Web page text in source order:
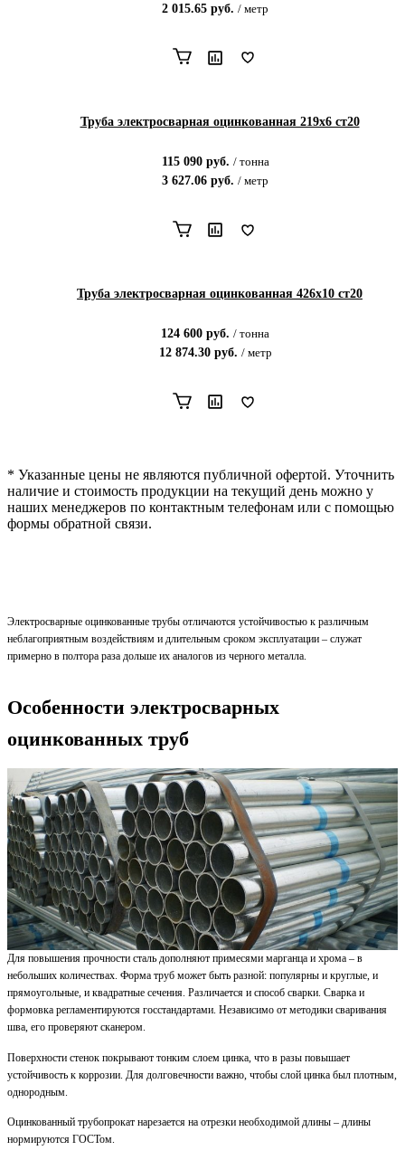
2 015.65 руб. / метр
Труба электросварная оцинкованная 219х6 ст20
115 090руб. / тонна
3 627.06 руб. / метр
Труба электросварная оцинкованная 426х10 ст20
124 600 руб. / тонна
12 874.30руб. / метр
* Указанные цены не являются публичной офертой. Уточнить
наличие и стоимость продукции на текущий день можно у
наших менеджеров по контактным телефонам или с помощью
формы обратной связи.
Электросварные оцинкованные трубы отличаются устойчивостью к различным
неблагоприятным воздействиям и длительным сроком эксплуатации – служат
примерно в полтора раза дольше их аналогов из черного металла.
Особенности электросварных
оцинкованных труб
Для повышения прочности сталь дополняют примесями марганца и хрома – в
небольших количествах. Форма труб может быть разной: популярны и круглые, и
прямоугольные, и квадратные сечения. Различается и способ сварки. Сварка и
формовка регламентируются госстандартами. Независимо от методики сваривания
шва, его проверяют сканером.
Поверхности стенок покрывают тонким слоем цинка, что в разы повышает
устойчивость к коррозии. Для долговечности важно, чтобы слой цинка был плотным,
однородным.
Оцинкованный трубопрокат нарезается на отрезки необходимой длины – длины
нормируются ГОСТом.